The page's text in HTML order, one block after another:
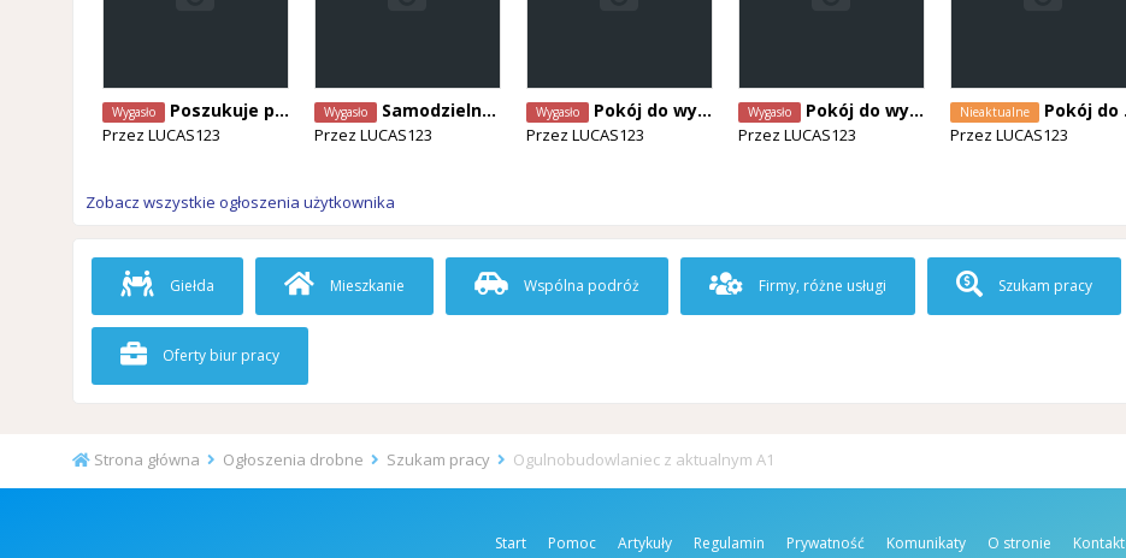
Wygasło Poszukuje pracy w Bruxelli
Przez LUCAS123
Wygasło Samodzielny pokój
Przez LUCAS123
Wygasło Pokój do wynajecia Bruxell
Przez LUCAS123
Wygasło Pokój do wynajecia
Przez LUCAS123
Nieaktualne Pokój do wynajecia
Przez LUCAS123
Zobacz wszystkie ogłoszenia użytkownika
Giełda Mieszkanie Wspólna podróż Firmy, różne usługi Szukam pracy
Oferty biur pracy
Strona główna Ogłoszenia drobne Szukam pracy Ogulnobudowlaniec z aktualnym A1
Start Pomoc Artykuły Regulamin Prywatność Komunikaty O stronie Kontakt